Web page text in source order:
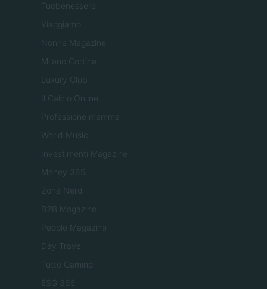
Tuobenessere
Viaggiamo
Nonne Magazine
Milano Cortina
Luxury Club
Il Calcio Online
Professione mamma
World Music
Investimenti Magazine
Money 365
Zona Nerd
B2B Magazine
People Magazine
Day Travel
Tutto Gaming
ESG 365